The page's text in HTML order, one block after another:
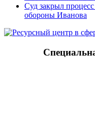
Cуд закрыл
обороны Иванова